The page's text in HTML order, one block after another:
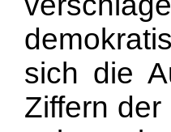
sich die
Ziffern